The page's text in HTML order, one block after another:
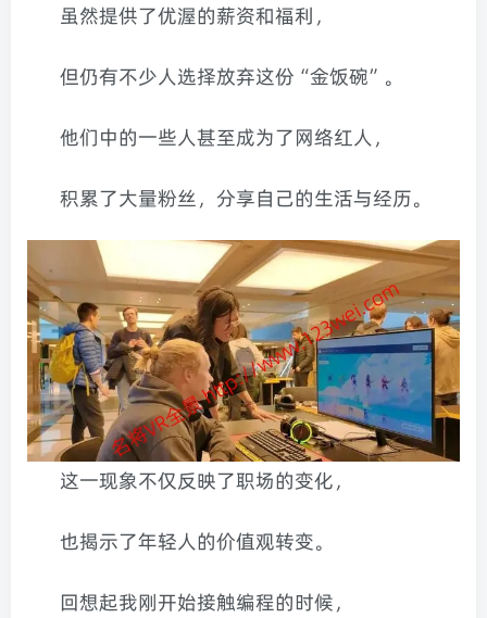
虽然提供了优渥的薪资和福利，
但仍有不少人选择放弃这份“金饭碗”。
他们中的一些人甚至成为了网络红人，
积累了大量粉丝，分享自己的生活与经历。
这一现象不仅反映了职场的变化，
也揭示了年轻人的价值观转变。
回想起我刚开始接触编程的时候，